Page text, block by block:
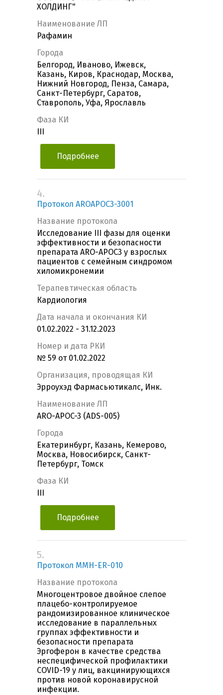
ХОЛДИНГ"
Наименование ЛП
Рафамин
Города
Белгород, Иваново, Ижевск,
Казань, Киров, Краснодар, Москва,
Нижний Новгород, Пенза, Самара,
Санкт-Петербург, Саратов,
Ставрополь, Уфа, Ярославль
Фаза КИ
Подробнее
4.
Протокол AROAPOC3-3001
Название протокола
Исследование III фазы для оценки
эффективности и безопасности
препарата ARO-APOC3 у взрослых
пациентов c семейным синдромом
хиломикронемии
Терапевтическая область
Кардиология
Дата начала и окончания КИ
01.02.2022 - 31.12.2023
Номер и дата РКИ
№ 59 от 01.02.2022
Организация, проводящая КИ
Эрроухэд Фармасьютикалс, Инк.
Наименование ЛП
ARO-APOC-3 (ADS-005)
Города
Екатеринбург, Казань, Кемерово,
Москва, Новосибирск, Санкт-
Петербург, Томск
Фаза КИ
Подробнее
5.
Протокол MMH-ER-010
Название протокола
Многоцентровое двойное слепое
плацебо-контролируемое
рандомизированное клиническое
исследование в параллельных
группах эффективности и
безопасности препарата
Эргоферон в качестве средства
неспецифической профилактики
COVID-19 у лиц, вакцинирующихся
против новой коронавирусной
инфекции.